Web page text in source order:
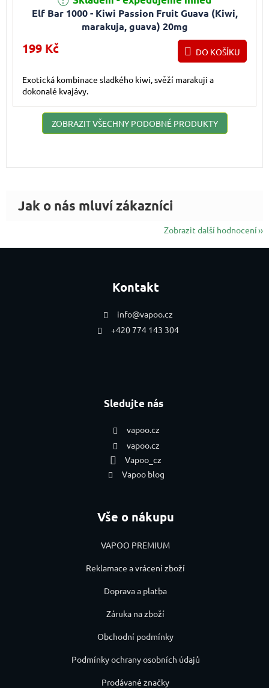
Elf Bar 1000 - Kiwi Passion Fruit Guava (Kiwi,
marakuja, guava) 20mg
199 Kč DO KOŠÍKU
Exotická kombinace sladkého kiwi, svěží marakuji a
dokonalé kvajávy.
ZOBRAZIT VŠECHNY PODOBNÉ PRODUKTY
Zobrazit další hodnocení
Kontakt
info@vapoo.cz
+420 774 143 304
Sledujte nás
vapoo.cz
vapoo.cz
Vapoo_cz
Vapoo blog
Vše o nákupu
VAPOO PREMIUM
Reklamace a vrácení zboží
Doprava a platba
Záruka na zboží
Obchodní podmínky
Podmínky ochrany osobních údajů
Prodávané značky